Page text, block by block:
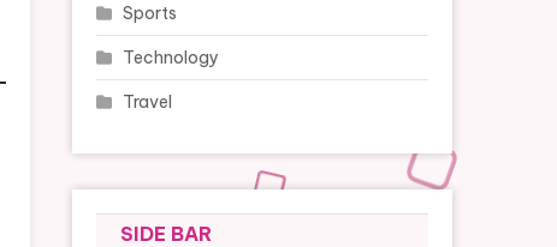
Sports
Technology
Travel
SIDE BAR